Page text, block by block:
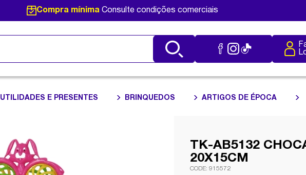
Compra mínimaConsulte condições comerciais
UTILIDADES E PRESENTES BRINQUEDOS ARTIGOS DE ÉPOCA
TK-AB5132
20X15CM
915572